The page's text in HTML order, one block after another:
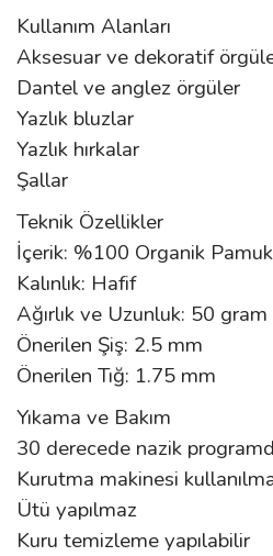
Kullanım Alanları
Aksesuar ve dekoratif
Dantel ve anglez örgüler
Yazlık bluzlar
Yazlık hırkalar
Şallar
Teknik Özellikler
İçerik: %100 Organik Pamuk
Kalınlık: Hafif
Ağırlık ve Uzunluk: 50
Önerilen Şiş: 2.5 mm
Önerilen Tığ: 1.75 mm
Yıkama ve Bakım
30 derecede nazik
Kurutma makinesi
Ütü yapılmaz
Kuru temizleme yapılabilir